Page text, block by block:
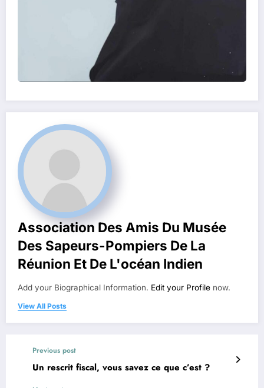
Association Des Amis Du Musée
Des Sapeurs-Pompiers De La
Réunion Et De L'océan Indien
Add your Biographical Information. Edit your Profile now.
View All Posts
Previous post
Un rescrit fiscal, vous savez ce que c’est ?